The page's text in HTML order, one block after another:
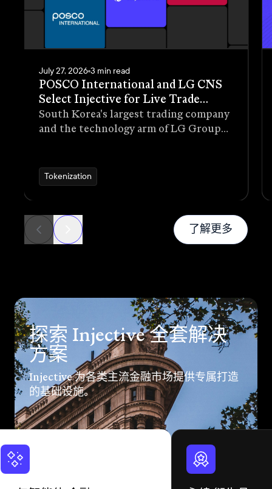
July 27, 2026 3 min read
POSCO International and LG CNS
Select Injective for Live Trade
Receivables Tokenization Pilot
South Korea's largest trading company
and the technology arm of LG Group
pilot that tokenizes trade receivables
generated through real commercial
Tokenization
新闻
了解更多
探索 Injective 全套解决
方案
Injective 为各类主流金融市场提供专属打造
的基础设施。